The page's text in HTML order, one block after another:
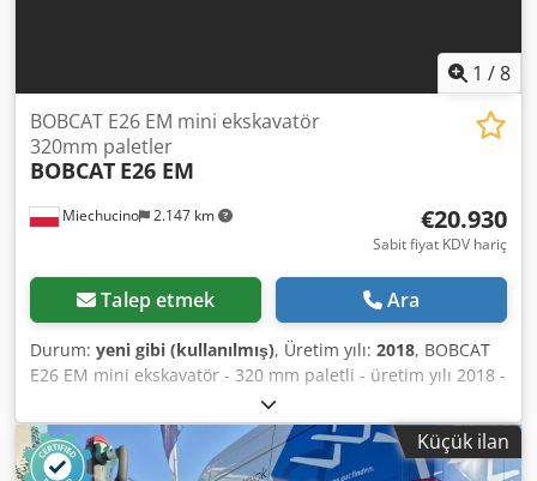
1 /8
Miechucino 2.147 km
BOBCAT E26 EM mini ekskavatör
320mm paletler
BOBCAT E26 EM
€20.930
Sabit fiyat KDV hariç
Talep etmek Ara
Durum: yeni gibi (kullanılmış), Üretim yılı: 2018, BOBCAT
E26 EM mini ekskavatör - 320 mm paletli - üretim yılı 2018 -
2660 ay Motor Motor üreticisi Kubota Motor gücü 15,3
(2400 d/d'de) kW Motor modeli D1105-E2B-BCZ-2 Yakıt tipi
Dizel Silindir sayısı 3 Dkedpfxstwwr Rj Aihjr Deplasman
1.123 litre Tork 71,2 Nm Soğutma suyu Boyutlar Toplam
Küçük ilan